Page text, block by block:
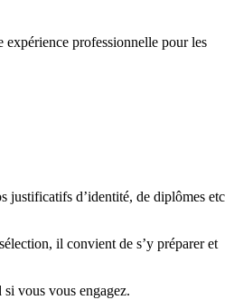
professionnelle pour les
justificatifs d’identité, de diplômes etc
il convient de s’y préparer et
vous vous engagez.